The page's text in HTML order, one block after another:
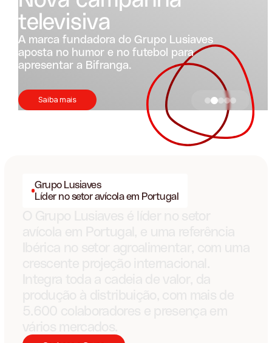
Lusiaves
para
Protocolo
Grupo Lusiaves assina
dos Bombeiros
Saiba mais
Grupo Lusiaves
Líder no setor avícola em Portugal